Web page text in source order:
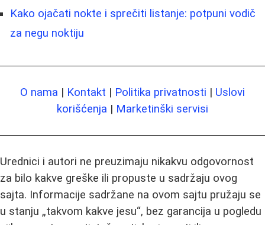
Kako ojačati nokte i sprečiti listanje: potpuni vodič
za negu noktiju
O nama | Kontakt | Politika privatnosti | Uslovi
korišćenja | Marketinški servisi
Urednici i autori ne preuzimaju nikakvu odgovornost
za bilo kakve greške ili propuste u sadržaju ovog
sajta. Informacije sadržane na ovom sajtu pružaju se
u stanju „takvom kakve jesu“, bez garancija u pogledu